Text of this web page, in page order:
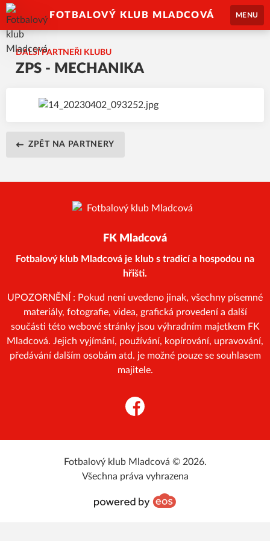
FOTBALOVÝ KLUB MLADCOVÁ MENU
DALŠÍ PARTNEŘI KLUBU
ZPS - MECHANIKA
ZPĚT NA PARTNERY
FK Mladcová
Fotbalový klub Mladcová je klub s tradicí a hospodou na
hřišti.
UPOZORNĚNÍ : Pokud není uvedeno jinak, všechny písemné
materiály, fotografie, videa, grafická provedení a další
součásti této webové stránky jsou výhradním majetkem FK
Mladcová. Jejich vyjímání, používání, kopírování, upravování,
předávání dalším osobám atd. je možné pouze se souhlasem
majitele.
Facebook
Fotbalový klub Mladcová © 2026.
Všechna práva vyhrazena